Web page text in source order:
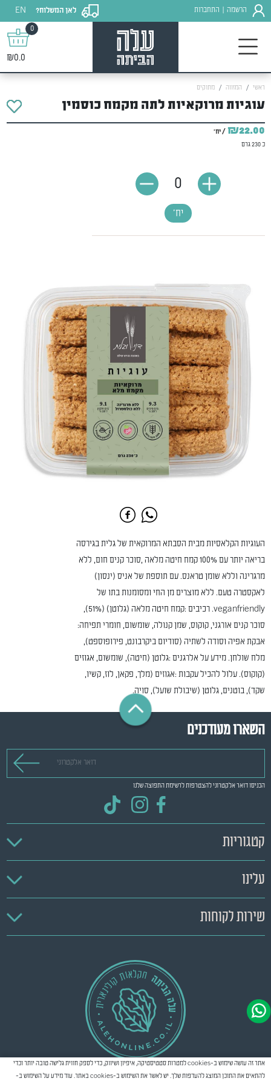
הרשמה התחברות לאן המשלוח?
EN
0
₪0.0
ראשי המזווה מתוקים
עוגיות מרוקאיות לתה מקמח כוסמין
₪22.00 / יח'
כ 230 גרם
יח'
0
העוגיות הקלאסיות מבית הסבתא המרוקאית של גלית בגירסה
בריאה יותר עם 100% קמח חיטה מלאה ,סוכר קנים חום, ללא
מרגרינה וללא שומן טראנס. עם תוספת של אניס (ינסון)
לאקסטרה טעם. ללא מוצרים מן החי ומסומנות בתו של
veganfriendly. רכיבים :קמח חיטה מלאה (גלוטן) (51%),
סוכר קנים אורגני, קוקוס, שמן קנולה, שומשום, חומרי תפיחה:
אבקת אפיה וסודה לשתיה (סודיום ביקרבונט, פירופוספט),
מלח שולחן. מידע על אלרגנים :גלוטן (חיטה), שומשום, אגוזים
(קוקוס). עלול להכיל עקבות :אגוזים (מלך, פקאן, לוז, קשיו,
שקד), בוטנים, גלוטן (שיבולת שועל), סויה.
השארו מעודכנים
הכניסו דואר אלקטרוני להצטרפות לרשימת התפוצה שלנו
קטגוריות
עלינו
שירות לקוחות
אתר זה עושה שימוש ב-cookies למטרות סטטיסטיקה, איפיון ושיווק, כדי לספק חווית גלישה טובה יותר וכדי
להתאים את התוכן המוצג להעדפות שלך. יש לאשר את השימוש ב-cookies באתר. עוד מידע על השימוש ב-